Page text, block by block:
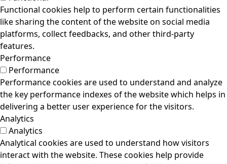
Functional cookies help to perform certain functionalities
like sharing the content of the website on social media
platforms, collect feedbacks, and other third-party
features.
Performance
Performance
Performance cookies are used to understand and analyze
the key performance indexes of the website which helps in
delivering a better user experience for the visitors.
Analytics
Analytics
Analytical cookies are used to understand how visitors
interact with the website. These cookies help provide